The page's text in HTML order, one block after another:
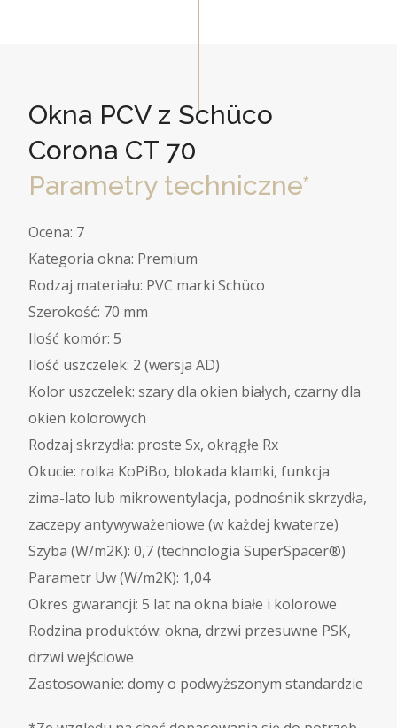
Okna PCV z Schüco
Corona CT 70
Parametry techniczne*
Ocena: 7
Kategoria okna: Premium
Rodzaj materiału: PVC marki Schüco
Szerokość: 70 mm
Ilość komór: 5
Ilość uszczelek: 2 (wersja AD)
Kolor uszczelek: szary dla okien białych, czarny dla
okien kolorowych
Rodzaj skrzydła: proste Sx, okrągłe Rx
Okucie: rolka KoPiBo, blokada klamki, funkcja
zima-lato lub mikrowentylacja, podnośnik skrzydła,
zaczepy antywyważeniowe (w każdej kwaterze)
Szyba (W/m2K): 0,7 (technologia SuperSpacer®)
Parametr Uw (W/m2K): 1,04
Okres gwarancji: 5 lat na okna białe i kolorowe
Rodzina produktów: okna, drzwi przesuwne PSK,
drzwi wejściowe
Zastosowanie: domy o podwyższonym standardzie